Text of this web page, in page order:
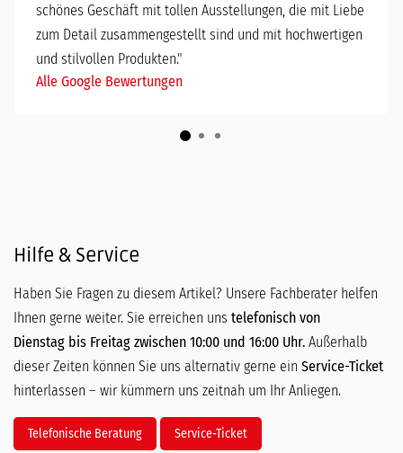
schönes Geschäft mit tollen Ausstellungen, die mit Liebe
zum Detail zusammengestellt sind und mit hochwertigen
und stilvollen Produkten."
Alle Google Bewertungen
Hilfe & Service
Haben Sie Fragen zu diesem Artikel? Unsere Fachberater helfen
Ihnen gerne weiter. Sie erreichen uns telefonisch von
Dienstag bis Freitag zwischen 10:00 und 16:00 Uhr. Außerhalb
dieser Zeiten können Sie uns alternativ gerne ein Service-Ticket
hinterlassen – wir kümmern uns zeitnah um Ihr Anliegen.
Telefonische Beratung Service-Ticket